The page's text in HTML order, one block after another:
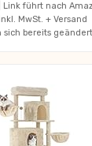
Link führt nach
MwSt. + Versand
sich bereits